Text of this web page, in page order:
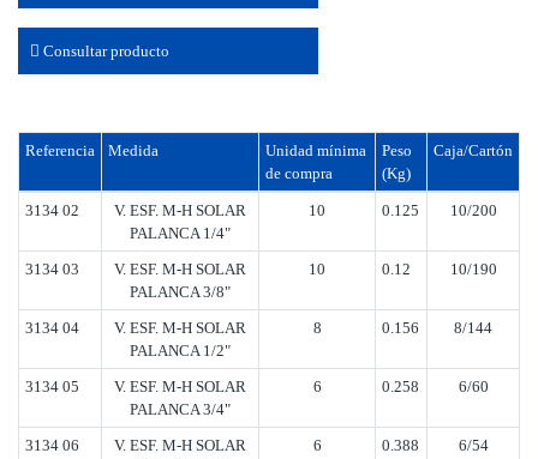
Consultar producto
Referencia Medida
Unidad mínima
de compra
Peso
(Kg)
Caja/Cartón
3134 02
V. ESF. M-H SOLAR
PALANCA 1/4"
10 0.125 10/200
3134 03
V. ESF. M-H SOLAR
PALANCA 3/8"
10 0.12 10/190
3134 04
V. ESF. M-H SOLAR
PALANCA 1/2"
8 0.156 8/144
3134 05
V. ESF. M-H SOLAR
PALANCA 3/4"
6 0.258 6/60
3134 06
V. ESF. M-H SOLAR
6 0.388 6/54